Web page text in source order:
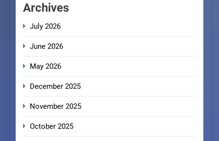
Archives
July 2026
June 2026
May 2026
December 2025
November 2025
October 2025